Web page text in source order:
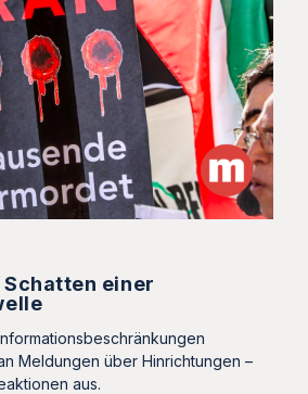
Schatten einer
Meldungen über Hinrichtungen –
aus.